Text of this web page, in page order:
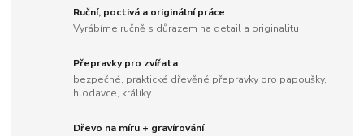
Ruční, poctivá a originální práce
Vyrábíme ručně s důrazem na detail a originalitu
Přepravky pro zvířata
bezpečné, praktické dřevěné přepravky pro papoušky,
hlodavce, králíky...
Dřevo na míru + gravírování